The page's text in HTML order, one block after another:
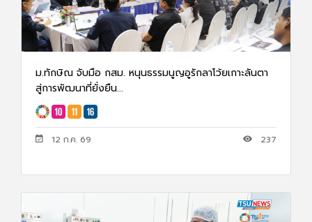
ม.ทักษิณ จับมือ กสม. หนุนธรรมนูญอูรักลาโว้ยเกาะลันตา
สู่การพัฒนาที่ยั่งยืน...
12 ก.ค. 69 237